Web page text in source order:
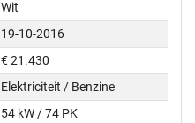
Wit
19-10-2016
€ 21.430
Elektriciteit / Benzine
54 kW / 74 PK